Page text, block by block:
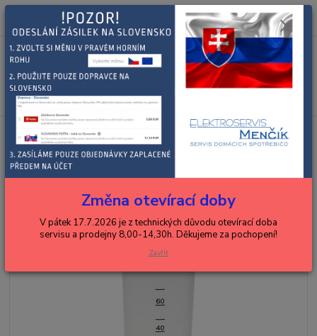
Menu
+420 602 288 130
(Po-Pá, 8-15 hod.)
0ks
za0,00 Kč
KENWOOD KENWOOD PĚCHOVADLO
KENWOOD PĚCHOVADLO
Změna otevírací doby
V pátek 17.7.2026 je z technických důvodu otevírací doba
servisu a prodejny 8,00-14,30h. Děkujeme za pochopení!
Zavřít